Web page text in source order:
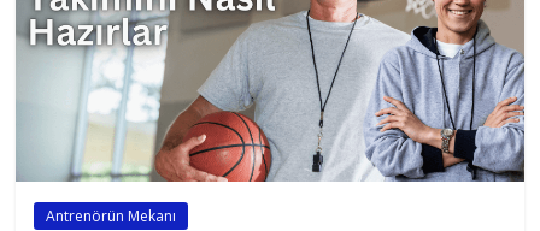
Antrenörün Mekanı